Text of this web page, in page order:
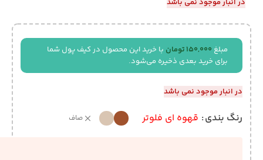
در انبار موجود نمی باشد
مبلغ 150,000 تومان با خرید این محصول در کیف پول شما
برای خرید بعدی ذخیره می‌شود.
در انبار موجود نمی باشد
رنگ بندی قهوه ای فلوتر صاف